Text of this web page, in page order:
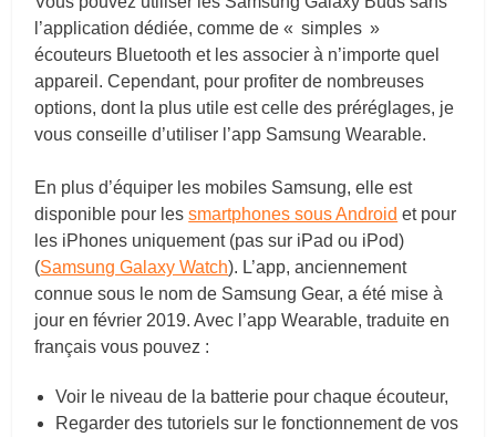
l’application dédiée, comme de « simples »
écouteurs Bluetooth et les associer à n’importe quel
appareil. Cependant, pour profiter de nombreuses
options, dont la plus utile est celle des préréglages, je
vous conseille d’utiliser l’app Samsung Wearable.
En plus d’équiper les mobiles Samsung, elle est
disponible pour lessmartphones sous Android et pour
les iPhones uniquement (pas sur iPad ou iPod)
(Samsung Galaxy Watch). L’app, anciennement
connue sous le nom de Samsung Gear, a été mise à
jour en février 2019. Avec l’app Wearable, traduite en
français vous pouvez :
Voir le niveau de la batterie pour chaque écouteur,
Regarder des tutoriels sur le fonctionnement de vos